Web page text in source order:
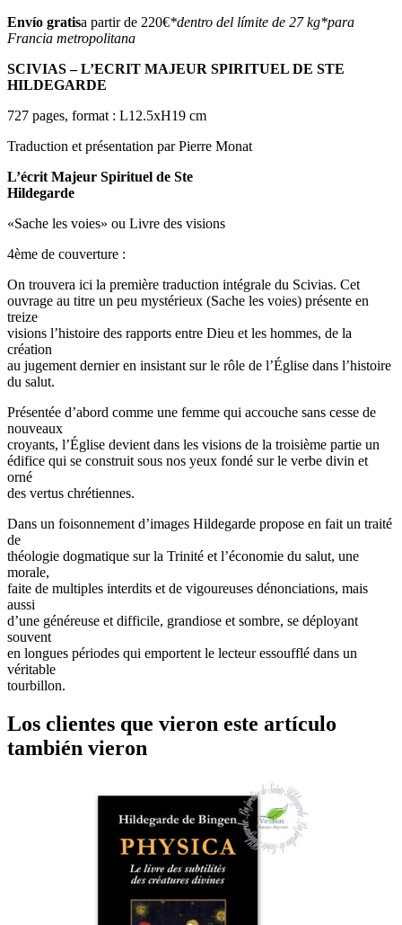
Envío gratisa partir de 220€*dentro del límite de 27 kg*para
Francia metropolitana
SCIVIAS – L’ECRIT MAJEUR SPIRITUEL DE STE
HILDEGARDE
727 pages, format : L12.5xH19 cm
Traduction et présentation par Pierre Monat
L’écrit Majeur Spirituel de Ste
Hildegarde
«Sache les voies» ou Livre des visions
4ème de couverture :
On trouvera ici la première traduction intégrale du Scivias. Cet
ouvrage au titre un peu mystérieux (Sache les voies) présente en
treize
visions l’histoire des rapports entre Dieu et les hommes, de la
création
au jugement dernier en insistant sur le rôle de l’Église dans l’histoire
du salut.
Présentée d’abord comme une femme qui accouche sans cesse de
nouveaux
croyants, l’Église devient dans les visions de la troisième partie un
édifice qui se construit sous nos yeux fondé sur le verbe divin et
orné
des vertus chrétiennes.
Dans un foisonnement d’images Hildegarde propose en fait un traité
de
théologie dogmatique sur la Trinité et l’économie du salut, une
morale,
faite de multiples interdits et de vigoureuses dénonciations, mais
aussi
d’une généreuse et difficile, grandiose et sombre, se déployant
souvent
en longues périodes qui emportent le lecteur essoufflé dans un
véritable
tourbillon.
Los clientes que vieron este artículo
también vieron